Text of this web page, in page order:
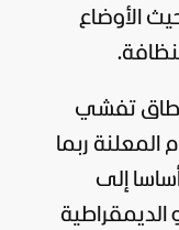
الأوضاع
نطاق تفشي
المعلنة ربما
إلى